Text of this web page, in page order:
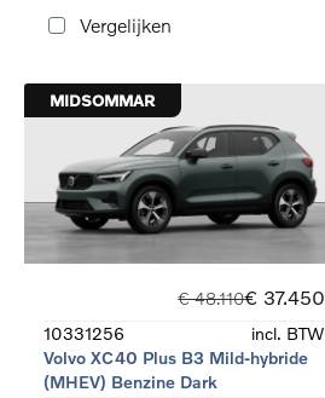
Vergelijken
MIDSOMMAR
€ 48.110€ 37.450
10331256
incl. BTW
Volvo XC40 Plus B3 Mild-hybride
(MHEV) Benzine Dark